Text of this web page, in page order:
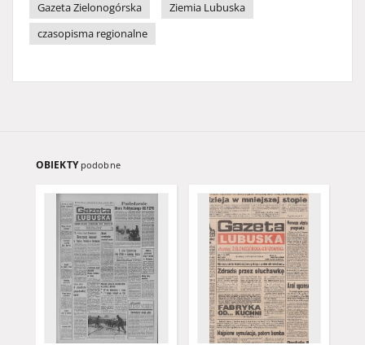
Gazeta Zielonogórska
Ziemia Lubuska
czasopisma regionalne
OBIEKTY podobne